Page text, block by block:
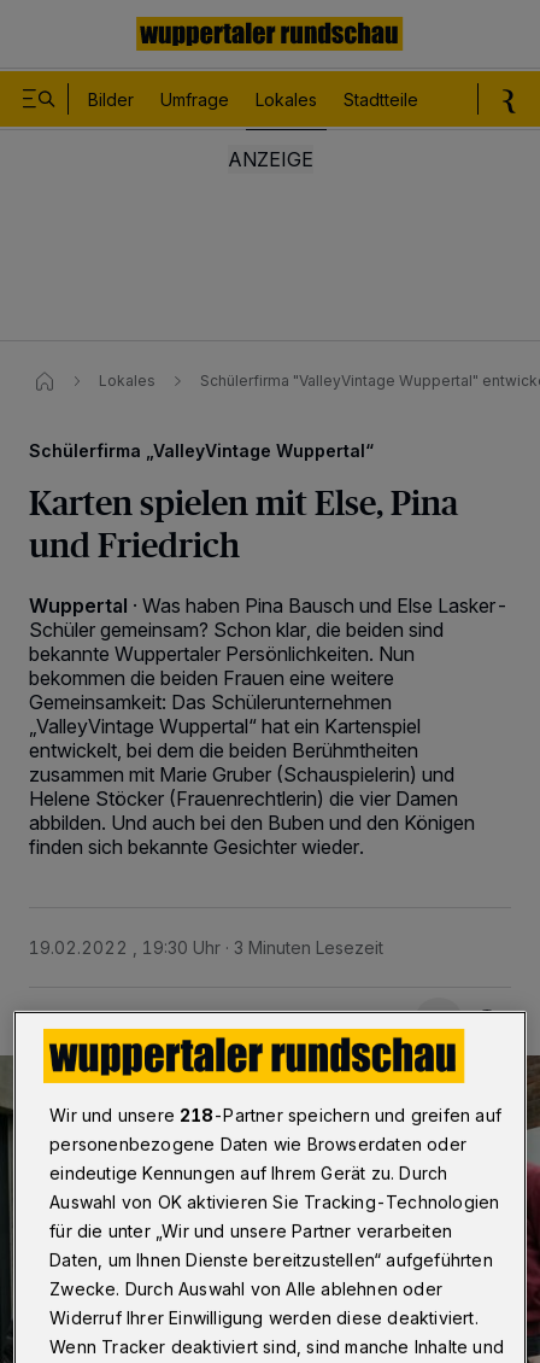
Bilder Umfrage Lokales Stadtteile
Lokales Schülerfirma "ValleyVintage Wuppertal"
Schülerfirma „ValleyVintage Wuppertal“
Karten spielen mit Else, Pina
und Friedrich
Wuppertal · Was haben Pina Bausch und Else Lasker-
Schüler gemeinsam? Schon klar, die beiden sind
bekannte Wuppertaler Persönlichkeiten. Nun
bekommen die beiden Frauen eine weitere
Gemeinsamkeit: Das Schülerunternehmen
„ValleyVintage Wuppertal“ hat ein Kartenspiel
entwickelt, bei dem die beiden Berühmtheiten
zusammen mit Marie Gruber (Schauspielerin) und
Helene Stöcker (Frauenrechtlerin) die vier Damen
abbilden. Und auch bei den Buben und den Königen
finden sich bekannte Gesichter wieder.
19.02.2022 , 19:30 Uhr 3 Minuten Lesezeit
Wir und unsere 218-Partner speichern und greifen auf
personenbezogene Daten wie Browserdaten oder
eindeutige Kennungen auf Ihrem Gerät zu. Durch
Auswahl von OK aktivieren Sie Tracking-Technologien
für die unter „Wir und unsere Partner verarbeiten
Daten, um Ihnen Dienste bereitzustellen“ aufgeführten
Zwecke. Durch Auswahl von Alle ablehnen oder
Widerruf Ihrer Einwilligung werden diese deaktiviert.
Wenn Tracker deaktiviert sind, sind manche Inhalte und